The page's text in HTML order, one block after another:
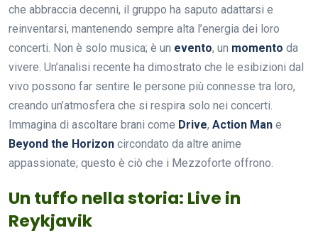
che abbraccia decenni, il gruppo ha saputo adattarsi e
reinventarsi, mantenendo sempre alta l’energia dei loro
concerti. Non è solo musica; è un evento, un momento da
vivere. Un’analisi recente ha dimostrato che le esibizioni dal
vivo possono far sentire le persone più connesse tra loro,
creando un’atmosfera che si respira solo nei concerti.
Immagina di ascoltare brani come Drive, Action Man e
Beyond the Horizon circondato da altre anime
appassionate; questo è ciò che i Mezzoforte offrono.
Un tuffo nella storia: Live in
Reykjavik